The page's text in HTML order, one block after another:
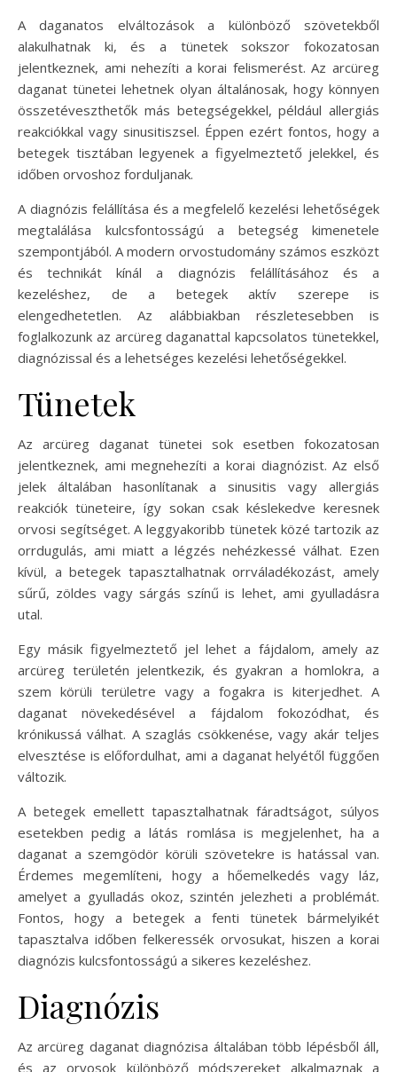
A daganatos elváltozások a különböző szövetekből
alakulhatnak ki, és a tünetek sokszor fokozatosan
jelentkeznek, ami nehezíti a korai felismerést. Az arcüreg
daganat tünetei lehetnek olyan általánosak, hogy könnyen
összetéveszthetők más betegségekkel, például allergiás
reakciókkal vagy sinusitiszsel. Éppen ezért fontos, hogy a
betegek tisztában legyenek a figyelmeztető jelekkel, és
időben orvoshoz forduljanak.
A diagnózis felállítása és a megfelelő kezelési lehetőségek
megtalálása kulcsfontosságú a betegség kimenetele
szempontjából. A modern orvostudomány számos eszközt
és technikát kínál a diagnózis felállításához és a
kezeléshez, de a betegek aktív szerepe is
elengedhetetlen. Az alábbiakban részletesebben is
foglalkozunk az arcüreg daganattal kapcsolatos tünetekkel,
diagnózissal és a lehetséges kezelési lehetőségekkel.
Tünetek
Az arcüreg daganat tünetei sok esetben fokozatosan
jelentkeznek, ami megnehezíti a korai diagnózist. Az első
jelek általában hasonlítanak a sinusitis vagy allergiás
reakciók tüneteire, így sokan csak késlekedve keresnek
orvosi segítséget. A leggyakoribb tünetek közé tartozik az
orrdugulás, ami miatt a légzés nehézkessé válhat. Ezen
kívül, a betegek tapasztalhatnak orrváladékozást, amely
sűrű, zöldes vagy sárgás színű is lehet, ami gyulladásra
utal.
Egy másik figyelmeztető jel lehet a fájdalom, amely az
arcüreg területén jelentkezik, és gyakran a homlokra, a
szem körüli területre vagy a fogakra is kiterjedhet. A
daganat növekedésével a fájdalom fokozódhat, és
krónikussá válhat. A szaglás csökkenése, vagy akár teljes
elvesztése is előfordulhat, ami a daganat helyétől függően
változik.
A betegek emellett tapasztalhatnak fáradtságot, súlyos
esetekben pedig a látás romlása is megjelenhet, ha a
daganat a szemgödör körüli szövetekre is hatással van.
Érdemes megemlíteni, hogy a hőemelkedés vagy láz,
amelyet a gyulladás okoz, szintén jelezheti a problémát.
Fontos, hogy a betegek a fenti tünetek bármelyikét
tapasztalva időben felkeressék orvosukat, hiszen a korai
diagnózis kulcsfontosságú a sikeres kezeléshez.
Diagnózis
Az arcüreg daganat diagnózisa általában több lépésből áll,
és az orvosok különböző módszereket alkalmaznak a